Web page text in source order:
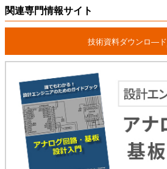
関連専門情報サイト
技術資料ダウンロ―ド